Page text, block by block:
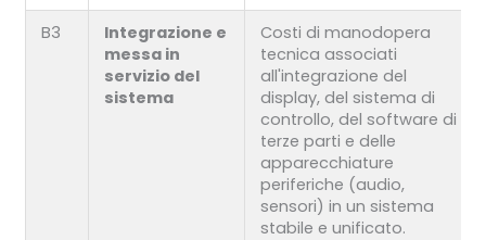
B3
Integrazione e
messa in
servizio del
sistema
Costi di manodopera
tecnica associati
all'integrazione del
display, del sistema di
controllo, del software di
terze parti e delle
apparecchiature
periferiche (audio,
sensori) in un sistema
stabile e unificato.